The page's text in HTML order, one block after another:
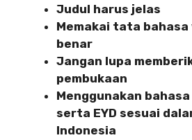
Judul harus jelas
Memakai tata
benar
Jangan lupa
pembukaan
Menggunakan
serta EYD sesuai
Indonesia